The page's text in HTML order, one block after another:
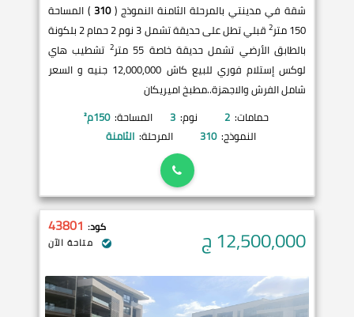
شقة في مدينتي بالمرحلة الثامنة النموذج (310 ) المساحة
150 متر
2
قبلي تطل على حديقة تشمل 3 نوم 2 حمام 2 بلكونة
بالطابق الأرضي تشمل حديقة خاصة 55 متر
2 تشطيب هاي
لوكس إستلام فوري للبيع كاش 12,000,000 جنيه و السعر
شامل الفرش والاجهزة..مطبخ اميريكان
حمامات: 2 نوم: 3 المساحة: 150م²
النموذج: 310 المرحلة: الثامنة
12,500,000ج كود: 43801
متاحة الآن